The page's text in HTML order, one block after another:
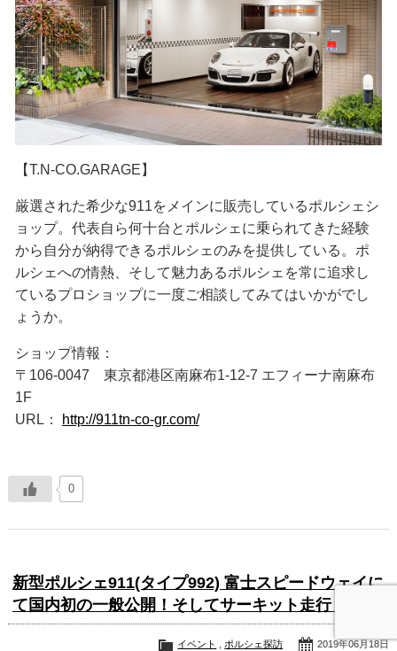
【T.N-CO.GARAGE】
厳選された希少な911をメインに販売しているポルシェシ
ョップ。代表自ら何十台とポルシェに乗られてきた経験
から自分が納得できるポルシェのみを提供している。ポ
ルシェへの情熱、そして魅力あるポルシェを常に追求し
ているプロショップに一度ご相談してみてはいかがでし
ょうか。
ショップ情報：
〒106-0047 東京都港区南麻布1-12-7 エフィーナ南麻布
1F
URL：
http://911tn-co-gr.com/
0
新型ポルシェ911(タイプ992) 富士スピードウェイに
て国内初の一般公開！そしてサーキット走行！！
2019年06月18日
イベント ポルシェ探訪